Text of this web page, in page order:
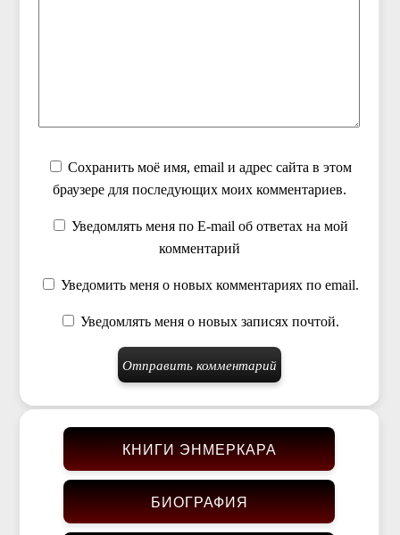
Сохранить моё имя, email и адрес сайта в этом
браузере для последующих моих комментариев.
Уведомлять меня по E-mail об ответах на мой
комментарий
Уведомить меня о новых комментариях по email.
Уведомлять меня о новых записях почтой.
КНИГИ ЭНМЕРКАРА
БИОГРАФИЯ